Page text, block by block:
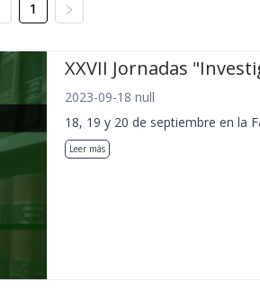
1
XXVII Jornadas
2023-09-18 null
18, 19 y 20 de septiembre en la
Leer más